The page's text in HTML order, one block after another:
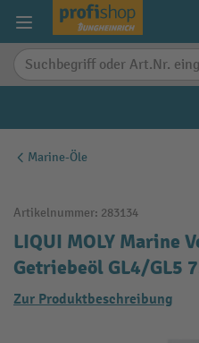
springen
Marine-Öle
Artikelnummer: 283134
LIQUI MOLY Marine
Getriebeöl GL4/GL5
Zur Produktbeschreibung